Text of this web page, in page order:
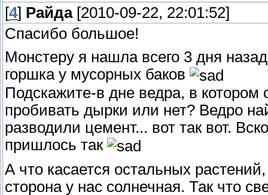
[4] Райда[2010-09-22, 22:01:52]
Спасибо большое!
Монстеру я нашла всего 3 дня
горшка у мусорных баков
Подскажите-в дне ведра, в
пробивать дырки или нет? Ведро
разводили цемент... вот так вот.
пришлось так
А что касается остальных
сторона у нас солнечная. Так что